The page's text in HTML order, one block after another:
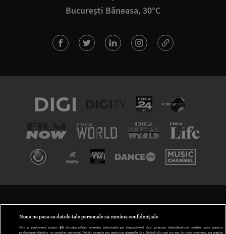
București Băneasa, 30°C
Nouă ne pasă ca datele tale personale să rămână confidențiale
Noi și partenerii noștri 30stocăm și/sau accesăm informații pe dispozitivul dvs., precum identificatorii cookie unici pentru
prelucrarea datelor cu caracter personal. Puteți accepta sau gestiona alegerile dvs. făcând clic mai jos sau în orice moment, pe pagina